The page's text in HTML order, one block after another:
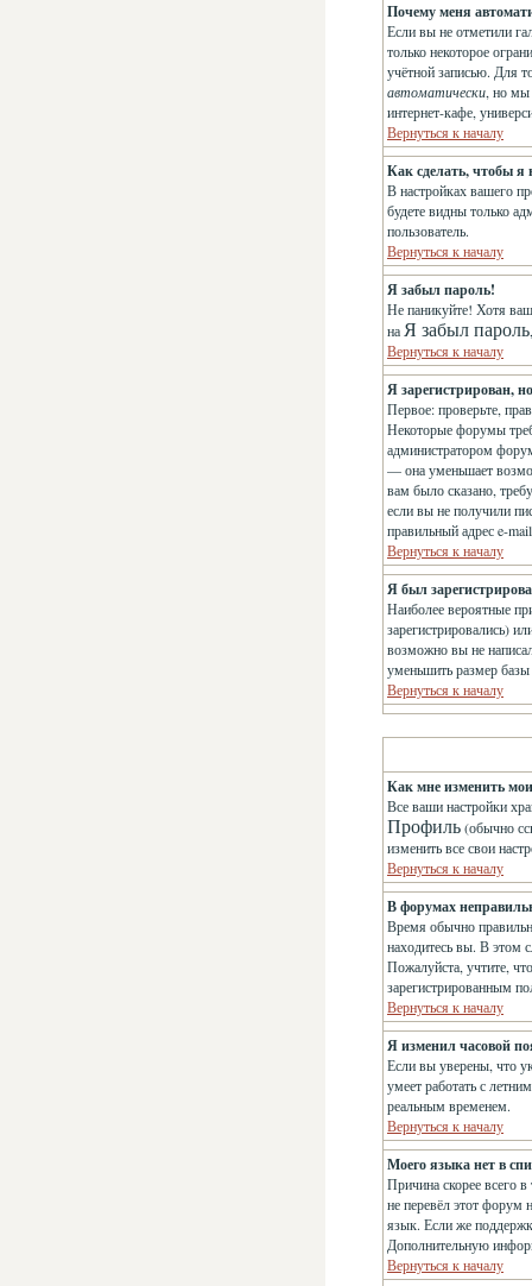
Почему меня
Если вы не отметили
только некоторое
учётной записью. Для
автоматически, но мы
интернет-кафе,
Вернуться к началу
Как сделать, чтобы я
В настройках вашего
будете видны только
пользователь.
Вернуться к началу
Я забыл пароль!
Не паникуйте! Хотя
на Я забыл пароль
Вернуться к началу
Я зарегистрирован,
Первое: проверьте,
Некоторые форумы
администратором
— она уменьшает
вам было сказано,
если вы не получили
правильный адрес e-
Вернуться к началу
Я был
Наиболее вероятные
зарегистрировались)
возможно вы не
уменьшить размер базы
Вернуться к началу
Как мне изменить
Все ваши настройки
Профиль(обычно
изменить все свои
Вернуться к началу
В форумах
Время обычно
находитесь вы. В этом
Пожалуйста, учтите,
зарегистрированным
Вернуться к началу
Я изменил часовой
Если вы уверены, что
умеет работать с
реальным временем.
Вернуться к началу
Моего языка нет в
Причина скорее всего
не перевёл этот форум
язык. Если же
Дополнительную
Вернуться к началу